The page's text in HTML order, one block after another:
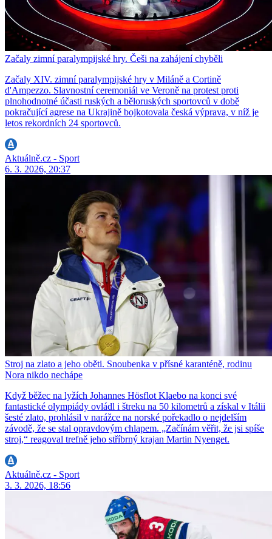
Začaly zimní paralympijské hry. Češi na zahájení chyběli
Začaly XIV. zimní paralympijské hry v Miláně a Cortině
d'Ampezzo. Slavnostní ceremoniál ve Veroně na protest proti
plnohodnotné účasti ruských a běloruských sportovců v době
pokračující agrese na Ukrajině bojkotovala česká výprava, v níž je
letos rekordních 24 sportovců.
Aktuálně.cz - Sport
6. 3. 2026, 20:37
Stroj na zlato a jeho oběti. Snoubenka v přísné karanténě, rodinu
Nora nikdo nechápe
Když běžec na lyžích Johannes Hösflot Klaebo na konci své
fantastické olympiády ovládl i štreku na 50 kilometrů a získal v Itálii
šesté zlato, prohlásil v narážce na norské pořekadlo o nejdelším
závodě, že se stal opravdovým chlapem. „Začínám věřit, že jsi spíše
stroj,“ reagoval trefně jeho stříbrný krajan Martin Nyenget.
Aktuálně.cz - Sport
3. 3. 2026, 18:56